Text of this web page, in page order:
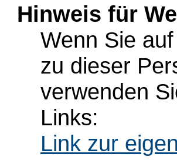
Hinweis für
Wenn Sie
zu dieser
verwenden
Links:
Link zur